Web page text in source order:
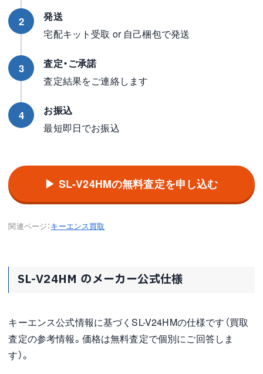
2
発送
宅配キット受取 or 自己梱包で発送
3
査定・ご承諾
査定結果をご連絡します
4
お振込
最短即日でお振込
▶ SL-V24HMの無料査定を申し込む
関連ページ：キーエンス買取
SL-V24HM のメーカー公式仕様
キーエンス公式情報に基づくSL-V24HMの仕様です（買取
査定の参考情報。価格は無料査定で個別にご回答しま
す）。